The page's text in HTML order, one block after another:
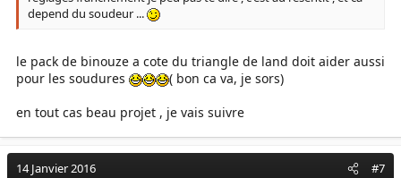
depend du soudeur ...
le pack de binouze a cote du triangle de land doit aider aussi
pour les soudures
( bon ca va, je sors)
en tout cas beau projet , je vais suivre
14 Janvier 2016 #7